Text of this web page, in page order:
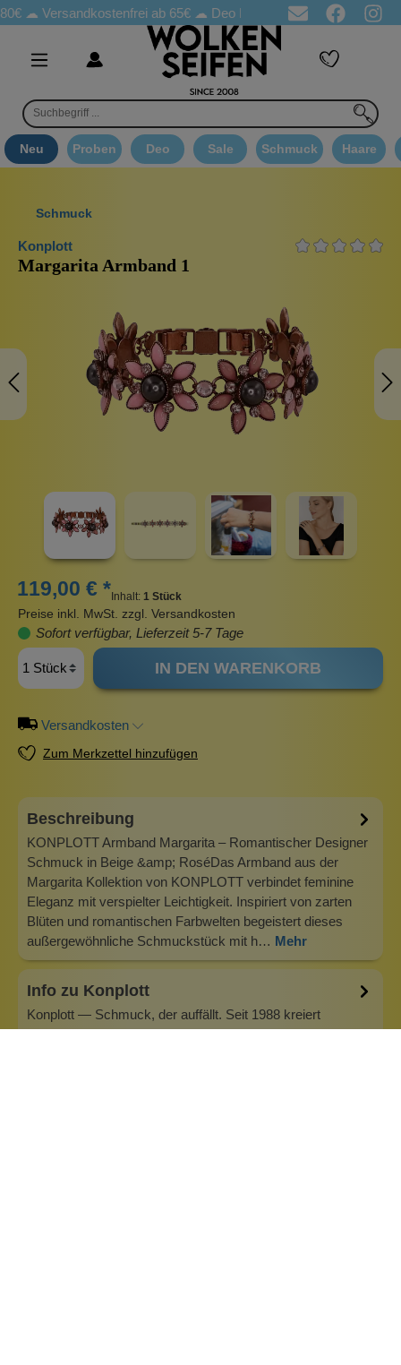
ab 65€☁ Deo Proben in jeder Bestellung ☁
Neu Proben Deo Sale Schmuck Haare
Schmuck
Konplott
Margarita Armband 1
119,00 € * Inhalt: 1 Stück
Preise inkl. MwSt. zzgl. Versandkosten
Sofort verfügbar, Lieferzeit 5-7 Tage
IN DEN WARENKORB
Versandkosten
Zum Merkzettel hinzufügen
Beschreibung
KONPLOTT Armband Margarita – Romantischer Designer
Schmuck in Beige &amp; RoséDas Armband aus der
Margarita Kollektion von KONPLOTT verbindet feminine
Eleganz mit verspielter Leichtigkeit. Inspiriert von zarten
Blüten und romantischen Farbwelten begeistert dieses
außergewöhnliche Schmuckstück mit h… Mehr
Info zu Konplott
Konplott — Schmuck, der auffällt. Seit 1988 kreiert
Designerin Miranda Konstantinidou von Luxemburg aus